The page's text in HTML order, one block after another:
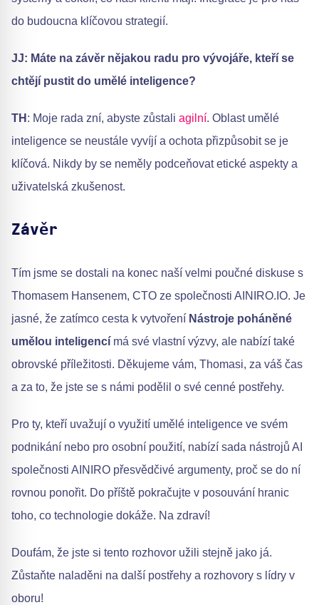
do budoucna klíčovou strategií.
JJ: Máte na závěr nějakou radu pro vývojáře, kteří se
chtějí pustit do umělé inteligence?
TH : Moje rada zní, abyste zůstali agilní. Oblast umělé
inteligence se neustále vyvíjí a ochota přizpůsobit se je
klíčová. Nikdy by se neměly podceňovat etické aspekty a
uživatelská zkušenost.
Závěr
Tím jsme se dostali na konec naší velmi poučné diskuse s
Thomasem Hansenem, CTO ze společnosti AINIRO.IO. Je
jasné, že zatímco cesta k vytvoření Nástroje poháněné
umělou inteligencí má své vlastní výzvy, ale nabízí také
obrovské příležitosti. Děkujeme vám, Thomasi, za váš čas
a za to, že jste se s námi podělil o své cenné postřehy.
Pro ty, kteří uvažují o využití umělé inteligence ve svém
podnikání nebo pro osobní použití, nabízí sada nástrojů AI
společnosti AINIRO přesvědčivé argumenty, proč se do ní
rovnou ponořit. Do příště pokračujte v posouvání hranic
toho, co technologie dokáže. Na zdraví!
Doufám, že jste si tento rozhovor užili stejně jako já.
Zůstaňte naladěni na další postřehy a rozhovory s lídry v
oboru!